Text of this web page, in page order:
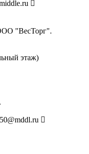
"ВесТорг".
этаж)